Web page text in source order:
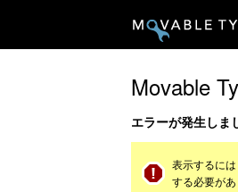
Movable
エラーが発生しま
表示するに
する必要が